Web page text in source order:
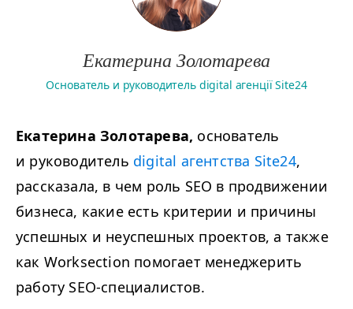
Екатерина Золотарева
Основатель и руководитель digital агенції Site24
Екатерина Золотарева, основатель
и руководитель digital агентства Site24,
рассказала, в чем роль SEO в продвижении
бизнеса, какие есть критерии и причины
успешных и неуспешных проектов, а также
как Worksection помогает менеджерить
работу SEO-специалистов.